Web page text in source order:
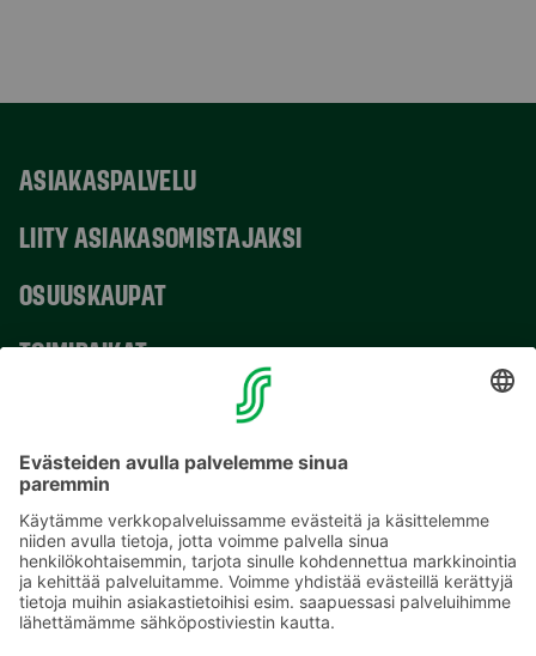
ASIAKASPALVELU
LIITY ASIAKASOMISTAJAKSI
OSUUSKAUPAT
TOIMIPAIKAT
Sähköpostiosoitteet S-ryhmässä ovat muotoa
etunimi.sukunimi@sok.fi